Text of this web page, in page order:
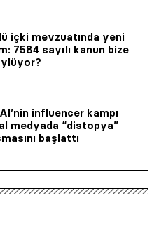
içki mevzuatında yeni
7584 sayılı kanun bize
influencer kampı
medyada “distopya”
başlattı